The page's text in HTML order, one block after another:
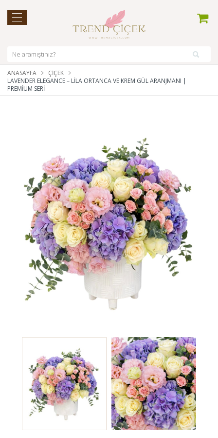
ANASAYFA
ÇIÇEK
LAVENDER ELEGANCE – LILA ORTANCA VE KREM GÜL ARANJMANI |
PREMIUM SERI